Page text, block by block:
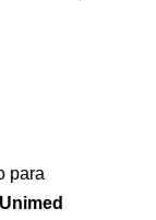
para
Unimed